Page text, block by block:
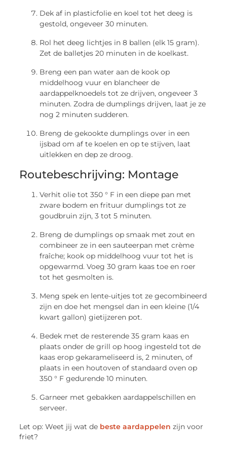
Dek af in plasticfolie en koel tot het deeg is
gestold, ongeveer 30 minuten.
Rol het deeg lichtjes in 8 ballen (elk 15 gram).
Zet de balletjes 20 minuten in de koelkast.
Breng een pan water aan de kook op
middelhoog vuur en blancheer de
aardappelknoedels tot ze drijven, ongeveer 3
minuten. Zodra de dumplings drijven, laat je ze
nog 2 minuten sudderen.
Breng de gekookte dumplings over in een
ijsbad om af te koelen en op te stijven, laat
uitlekken en dep ze droog.
Routebeschrijving: Montage
Verhit olie tot 350 ° F in een diepe pan met
zware bodem en frituur dumplings tot ze
goudbruin zijn, 3 tot 5 minuten.
Breng de dumplings op smaak met zout en
combineer ze in een sauteerpan met crème
fraîche; kook op middelhoog vuur tot het is
opgewarmd. Voeg 30 gram kaas toe en roer
tot het gesmolten is.
Meng spek en lente-uitjes tot ze gecombineerd
zijn en doe het mengsel dan in een kleine (1/4
kwart gallon) gietijzeren pot.
Bedek met de resterende 35 gram kaas en
plaats onder de grill op hoog ingesteld tot de
kaas erop gekarameliseerd is, 2 minuten, of
plaats in een houtoven of standaard oven op
350 ° F gedurende 10 minuten.
Garneer met gebakken aardappelschillen en
serveer.
Let op: Weet jij wat de beste aardappelen zijn voor
friet?